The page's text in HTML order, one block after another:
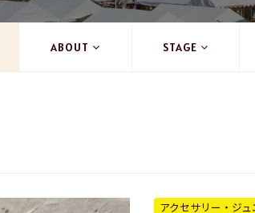
ABOUT STAGE
アクセサリー・ジュ